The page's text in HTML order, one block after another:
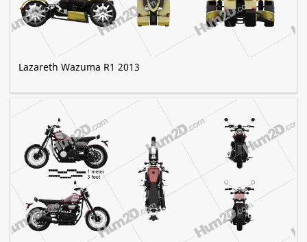
Lazareth Wazuma R1 2013